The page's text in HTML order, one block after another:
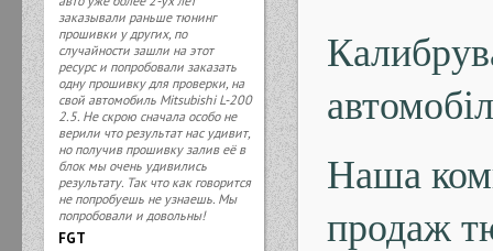
Наша
продаж
заказывали раньше тюнинг
прошивки у других, по
случайности зашли на этот
ресурс и попробовали заказать
одну прошивку для проверки, на
свой автомобиль Mitsubishi L-200
2.5. Не скрою сначала особо не
верили что результат нас удивит,
но получив прошивку залив её в
блок мы очень удивились
результату. Так что как говорится
не попробуешь не узнаешь. Мы
попробовали и довольны!
FGT